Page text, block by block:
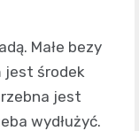
Małe bezy
jest środek
jest
wydłużyć.